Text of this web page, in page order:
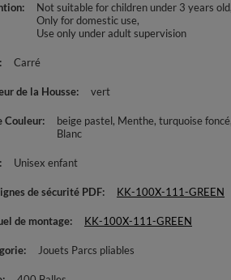
Not suitable for children under 3 years old
Only for domestic use
Use only under adult supervision
Carré
de la Housse vert
Couleur beige pastel Menthe turquoise foncé
Blanc
Unisex enfant
de sécurité PDF KK-100X-111-GREEN
de montage KK-100X-111-GREEN
Jouets Parcs pliables